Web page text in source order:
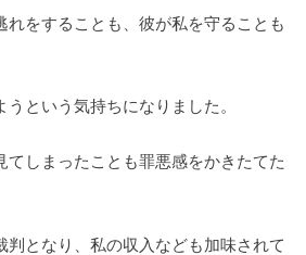
れをすることも、彼が私を守ることも
という気持ちになりました。
てしまったことも罪悪感をかきたてた
判となり、私の収入なども加味されて